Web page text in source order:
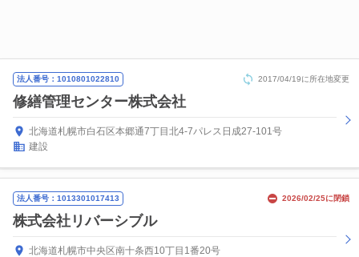
法人番号：1010801022810 2017/04/19に所在地変更
修繕管理センター株式会社
北海道札幌市白石区本郷通7丁目北4-7パレス日成27-101号
建設
法人番号：1013301017413 2026/02/25に閉鎖
株式会社リバーシブル
北海道札幌市中央区南十条西10丁目1番20号